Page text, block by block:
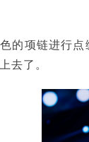
的项链进行
去了。